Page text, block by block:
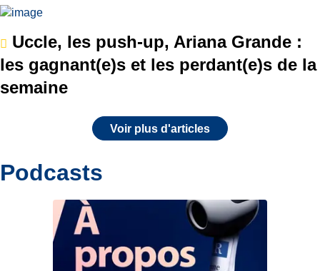
Uccle, les push-up, Ariana Grande :
les gagnant(e)s et les perdant(e)s de la
semaine
Voir plus d'articles
Podcasts